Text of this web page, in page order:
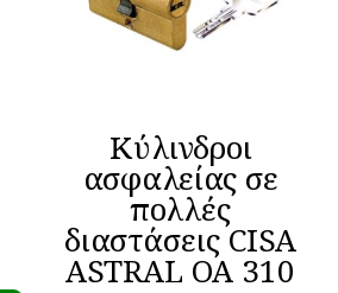
Κύλινδροι
ασφαλείας σε
πολλές
διαστάσεις CISA
ASTRAL OA 310